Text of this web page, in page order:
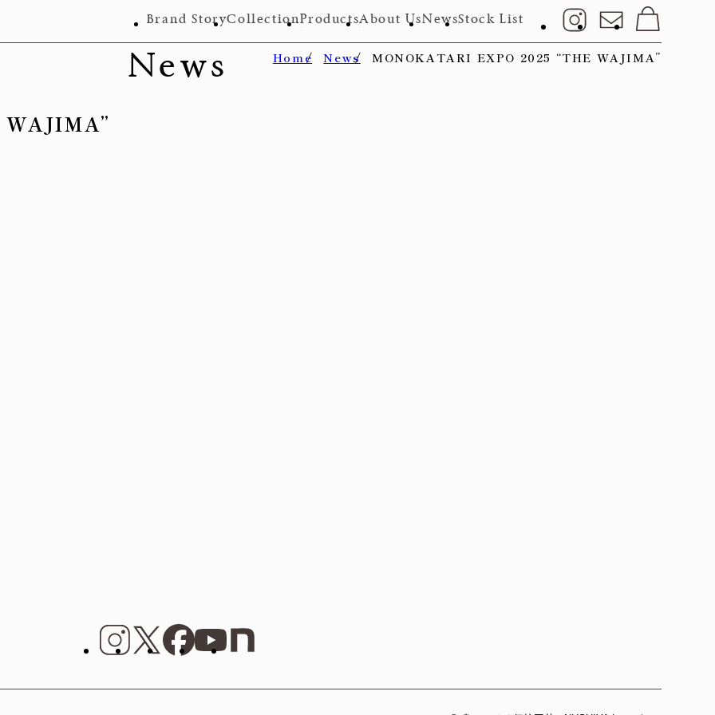
Brand StoryCollectionProductsAbout Us NewsStock List
Home News MONOKATARI EXPO 2025 “THE WAJIMA”
News